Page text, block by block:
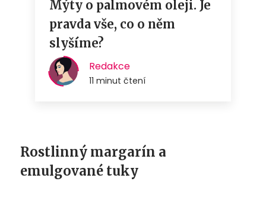
Rostlinný margarín a
emulgované tuky